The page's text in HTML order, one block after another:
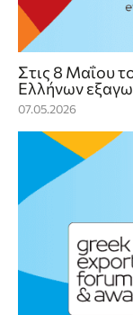
Στις 8 Μαΐου
Ελλήνων
07.05.2026